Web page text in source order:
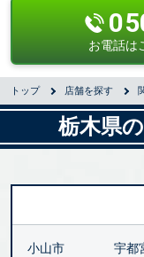
お電話は
トップ 店舗を探す
栃木県
小山市 宇都